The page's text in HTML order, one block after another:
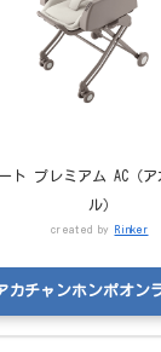
ト プレミアム AC（
ル）
created by Rinker
カチャンホンポオン